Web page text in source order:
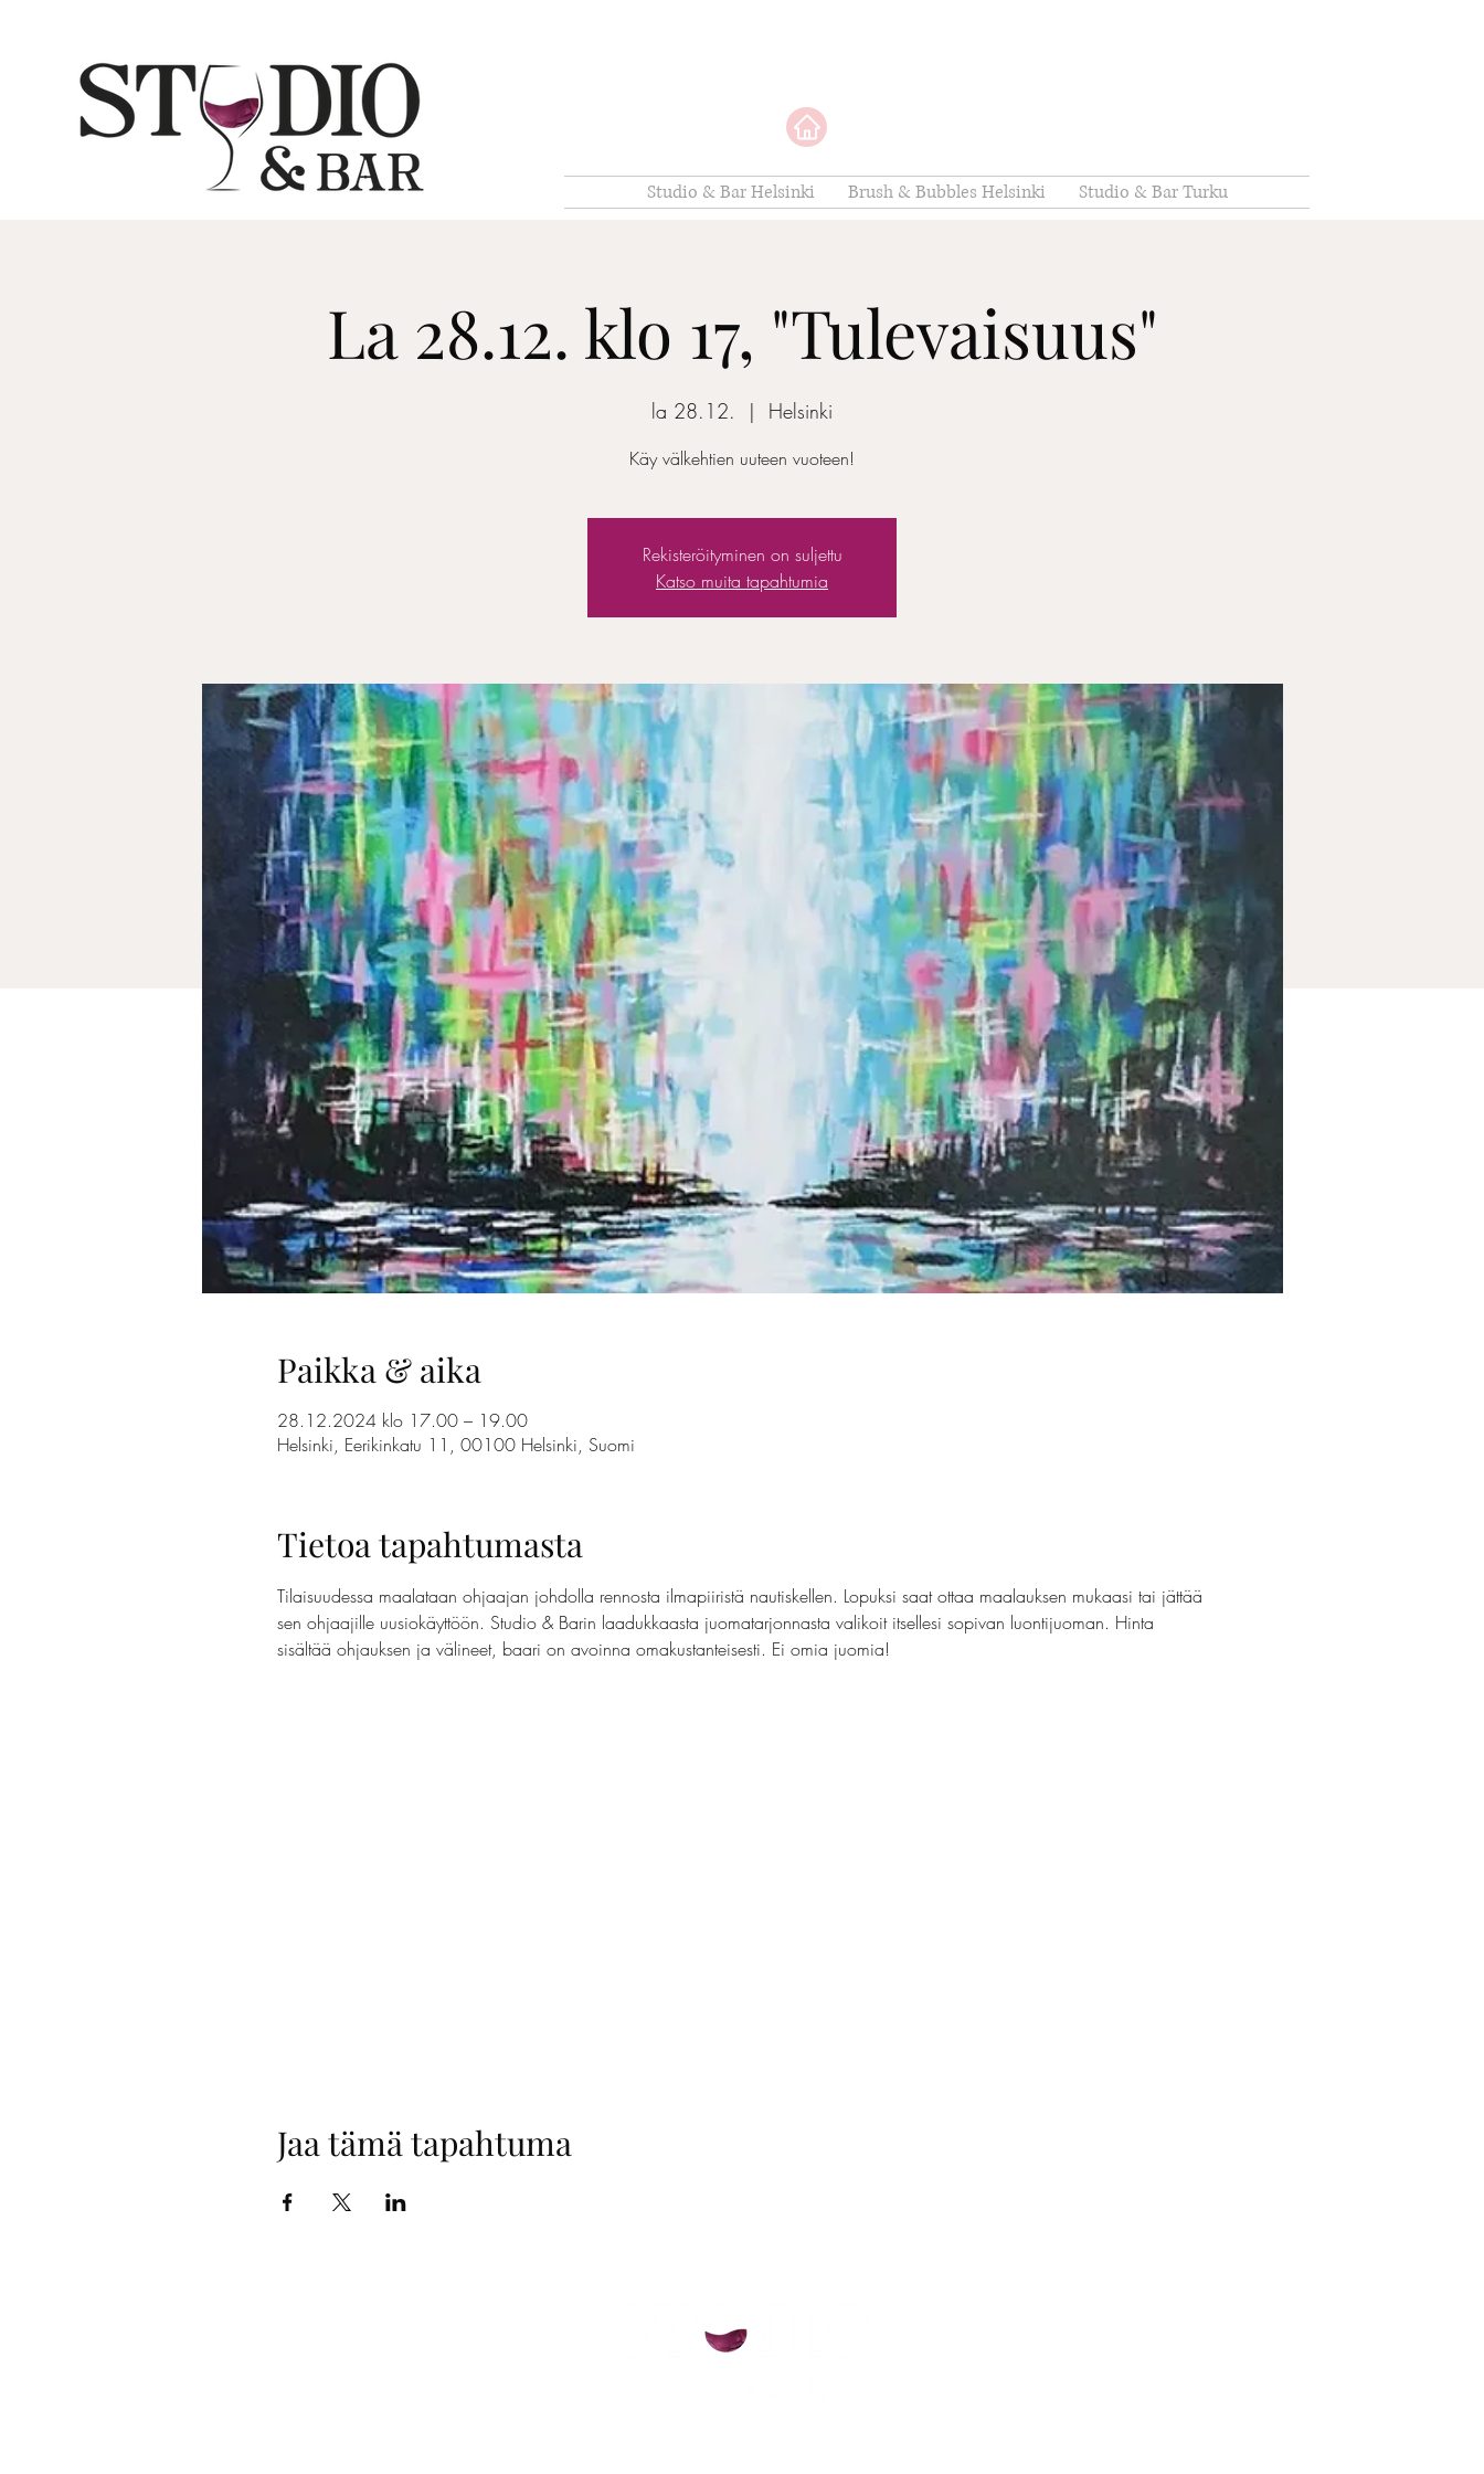
Studio & Bar Helsinki Brush & Bubbles Helsinki Studio & Bar Turku
La 28.12. klo 17, "Tulevaisuus"
la 28.12.
  |
Helsinki
Käy välkehtien uuteen vuoteen!
Rekisteröityminen on suljettu
Katso muita tapahtumia
Paikka & aika
28.12.2024 klo 17.00 – 19.00
Helsinki, Eerikinkatu 11, 00100 Helsinki, Suomi
Tietoa tapahtumasta
Tilaisuudessa maalataan ohjaajan johdolla rennosta ilmapiiristä nautiskellen. Lopuksi saat ottaa maalauksen mukaasi tai jättää
sen ohjaajille uusiokäyttöön. Studio & Barin laadukkaasta juomatarjonnasta valikoit itsellesi sopivan luontijuoman. Hinta
sisältää ohjauksen ja välineet, baari on avoinna omakustanteisesti. Ei omia juomia!
Jaa tämä tapahtuma